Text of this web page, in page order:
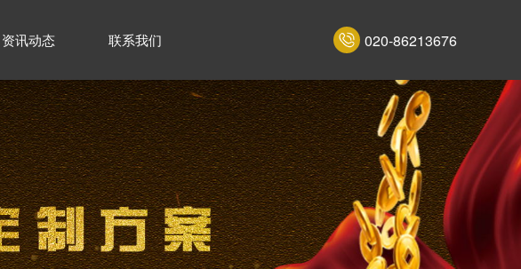
资讯动态 联系我们 020-86213676